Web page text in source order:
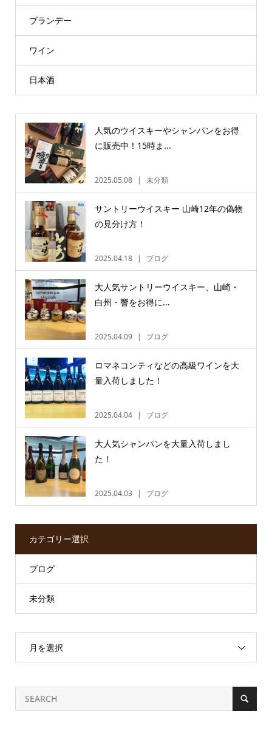
ブランデー
ワイン
日本酒
人気のウイスキーやシャンパンをお得
に販売中！15時ま...
2025.05.08 未分類
サントリーウイスキー 山崎12年の偽物
の見分け方！
2025.04.18 ブログ
大人気サントリーウイスキー、山崎・
白州・響をお得に...
2025.04.09 ブログ
ロマネコンティなどの高級ワインを大
量入荷しました！
2025.04.04 ブログ
大人気シャンパンを大量入荷しまし
た！
2025.04.03 ブログ
カテゴリー選択
ブログ
未分類
月を選択